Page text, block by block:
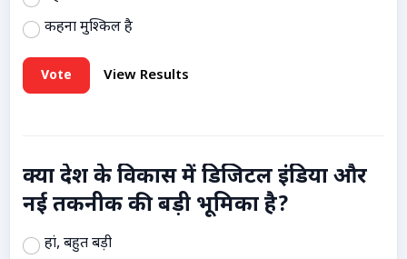
कहना मुश्किल है
Vote View Results
क्या देश के विकास में डिजिटल इंडिया और
नई तकनीक की बड़ी भूमिका है?
हां, बहुत बड़ी